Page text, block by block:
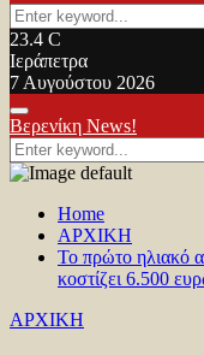
Search
for:
23.4 C
Ιεράπετρα
7 Αυγούστου 2026
Facebook
Twitter
Youtube
Primary
Menu
Βερενίκη News!
Search
for:
Home
ΑΡΧΙΚΗ
Το πρώτο ηλιακό
κοστίζει 6.500
ΑΡΧΙΚΗ